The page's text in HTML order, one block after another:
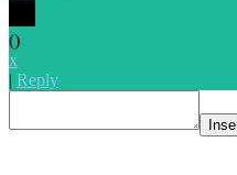
()
x
| Reply